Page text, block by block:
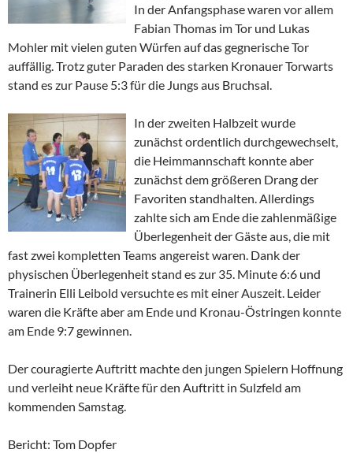
In der Anfangsphase waren vor allem
Fabian Thomas im Tor und Lukas
Mohler mit vielen guten Würfen auf das gegnerische Tor
auffällig. Trotz guter Paraden des starken Kronauer Torwarts
stand es zur Pause 5:3 für die Jungs aus Bruchsal.
In der zweiten Halbzeit wurde
zunächst ordentlich durchgewechselt,
die Heimmannschaft konnte aber
zunächst dem größeren Drang der
Favoriten standhalten. Allerdings
zahlte sich am Ende die zahlenmäßige
Überlegenheit der Gäste aus, die mit
fast zwei kompletten Teams angereist waren. Dank der
physischen Überlegenheit stand es zur 35. Minute 6:6 und
Trainerin Elli Leibold versuchte es mit einer Auszeit. Leider
waren die Kräfte aber am Ende und Kronau-Östringen konnte
am Ende 9:7 gewinnen.
Der couragierte Auftritt machte den jungen Spielern Hoffnung
und verleiht neue Kräfte für den Auftritt in Sulzfeld am
kommenden Samstag.
Bericht: Tom Dopfer